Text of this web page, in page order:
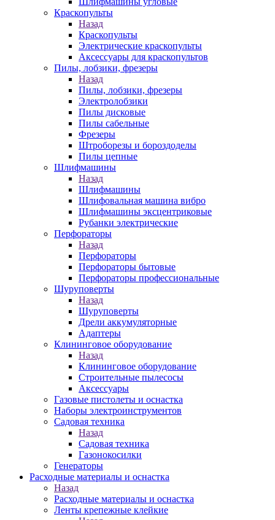
Краскопульты
Назад
Краскопульты
Электрические краскопульты
Аксессуары для краскопультов
Пилы, лобзики, фрезеры
Назад
Пилы, лобзики, фрезеры
Электролобзики
Пилы дисковые
Пилы сабельные
Фрезеры
Штроборезы и бороздоделы
Пилы цепные
Шлифмашины
Назад
Шлифмашины
Шлифовальная машина вибро
Шлифмашины эксцентриковые
Рубанки электрические
Перфораторы
Назад
Перфораторы
Перфораторы бытовые
Перфораторы профессиональные
Шуруповерты
Назад
Шуруповерты
Дрели аккумуляторные
Адаптеры
Клининговое оборудование
Назад
Клининговое оборудование
Строительные пылесосы
Аксессуары
Газовые пистолеты и оснастка
Наборы электроинструментов
Садовая техника
Назад
Садовая техника
Газонокосилки
Генераторы
Расходные материалы и оснастка
Назад
Расходные материалы и оснастка
Ленты крепежные клейкие